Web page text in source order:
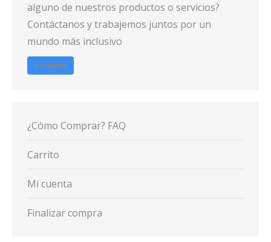
alguno de nuestros productos o servicios?
Contáctanos y trabajemos juntos por un
mundo más inclusivo
Contacto
¿Cómo Comprar? FAQ
Carrito
Mi cuenta
Finalizar compra